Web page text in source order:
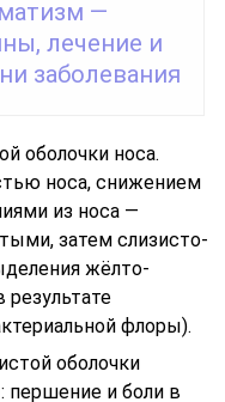
—
лечение и
заболевания
оболочки носа.
носа, снижением
из носа —
затем слизисто-
жёлто-
результате
флоры).
оболочки
и боли в